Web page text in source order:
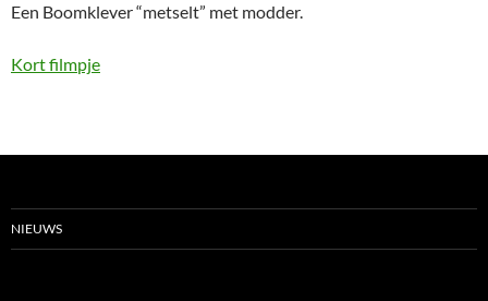
Een Boomklever “metselt” met modder.
Kort filmpje
NIEUWS